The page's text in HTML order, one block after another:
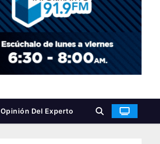
Opinión Del Experto